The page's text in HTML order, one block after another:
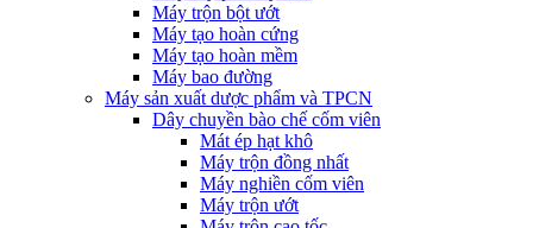
Máy trộn bột ướt
Máy tạo hoàn cứng
Máy tạo hoàn mềm
Máy bao đường
Máy sản xuất dược phẩm và TPCN
Dây chuyền bào chế cốm viên
Mát ép hạt khô
Máy trộn đồng nhất
Máy nghiền cốm viên
Máy trộn ướt